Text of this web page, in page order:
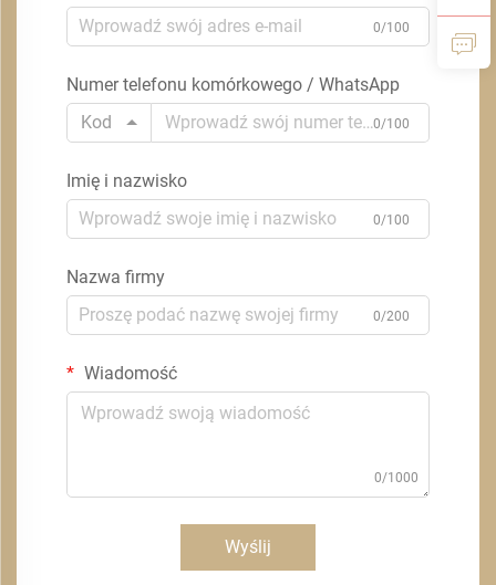
0/100
Numer telefonu komórkowego / WhatsApp
Kod
0/100
Imię i nazwisko
0/100
Nazwa firmy
0/200
Wiadomość
0/1000
Wyślij